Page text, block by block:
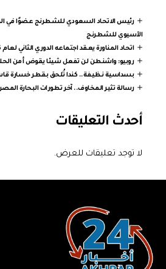
رئيس الاتحاد السعودي للشطرنج عضوًا في
الآسيوي للشطرنج
اتحاد المناورة يعقد اجتماعه الدوري الثاني لعام 2026
روبيو: واشنطن لن تفعل شيئا يقوض أمن
بسداسية نظيفة.. كندا تُلحق بقطر خسارة
رسالة تثير المخاوف.. آخر تطورات البحارة
أحدث التعليقات
لا توجد تعليقات للعرض.